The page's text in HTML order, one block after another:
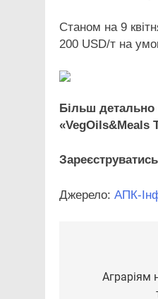
Станом на 9
200 USD/т на
Більш детально
«VegOils&Meals
Джерело: АПК-
записів
Аграріям